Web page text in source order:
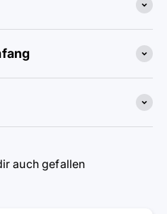
auch gefallen